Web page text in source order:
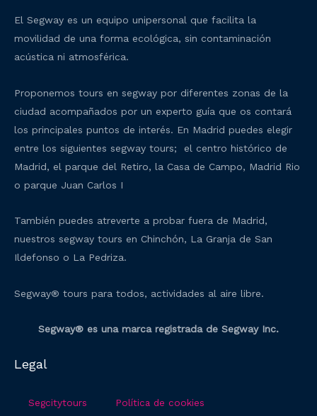
El Segway es un equipo unipersonal que facilita la
movilidad de una forma ecológica, sin contaminación
acústica ni atmosférica.
Proponemos tours en segway por diferentes zonas de la
ciudad acompañados por un experto guía que os contará
los principales puntos de interés. En Madrid puedes elegir
entre los siguientes segway tours; el centro histórico de
Madrid, el parque del Retiro, la Casa de Campo, Madrid Rio
o parque Juan Carlos I
También puedes atreverte a probar fuera de Madrid,
nuestros segway tours en Chinchón, La Granja de San
Ildefonso o La Pedriza.
Segway® tours para todos, actividades al aire libre.
Segway® es una marca registrada de Segway Inc.
Legal
Segcitytours Política de cookies